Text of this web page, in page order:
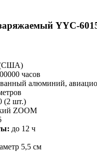
YYC-
(США)
часов
алюминий,
(2 шт.)
ZOOM
до 12 ч
5,5 см